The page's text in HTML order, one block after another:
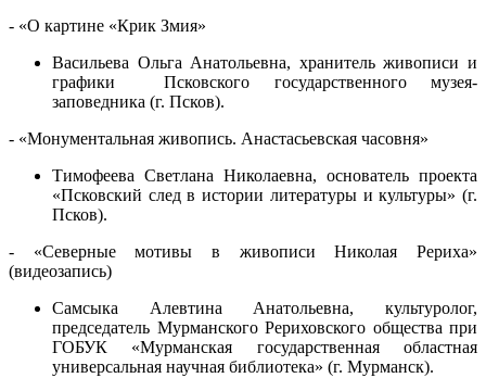
- «О картине «Крик Змия»
Васильева Ольга Анатольевна, хранитель живописи и
графики Псковского государственного музея-
заповедника (г. Псков).
- «Монументальная живопись. Анастасьевская часовня»
Тимофеева Светлана Николаевна, основатель проекта
«Псковский след в истории литературы и культуры» (г.
Псков).
- «Северные мотивы в живописи Николая Рериха»
(видеозапись)
Самсыка Алевтина Анатольевна, культуролог,
председатель Мурманского Рериховского общества при
ГОБУК «Мурманская государственная областная
универсальная научная библиотека» (г. Мурманск).